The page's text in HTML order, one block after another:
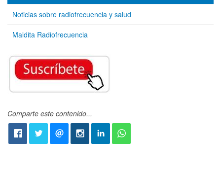
Noticias sobre radiofrecuencia y salud
Maldita Radiofrecuencia
Comparte este contenido...